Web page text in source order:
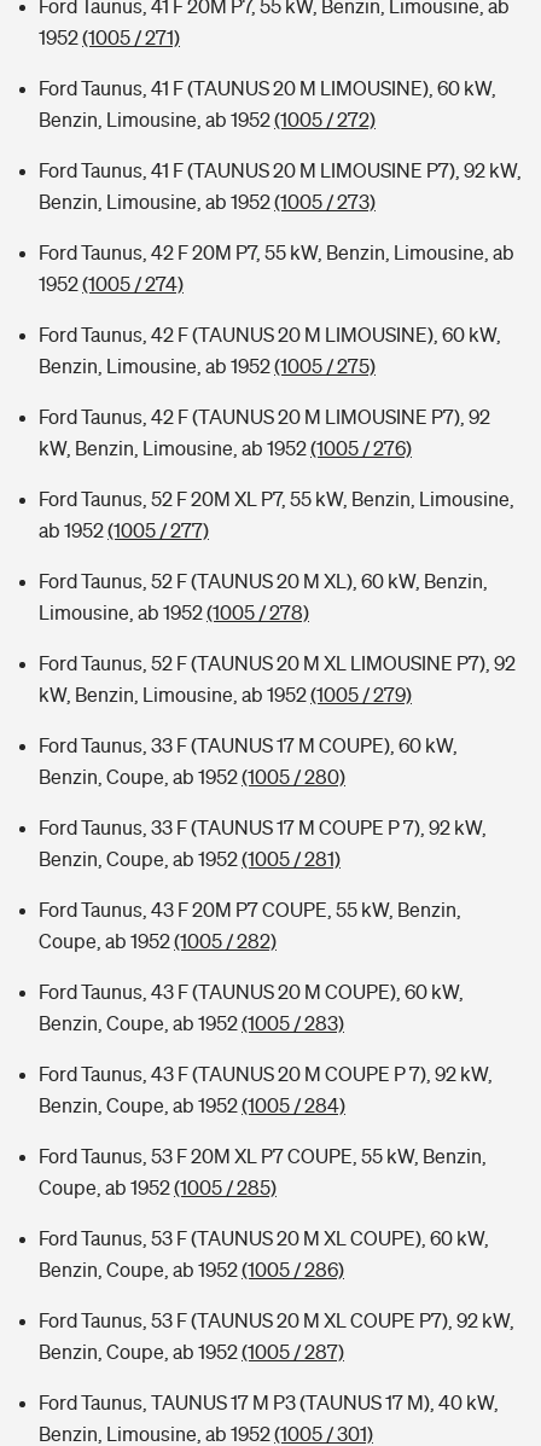
Ford Taunus, 41 F 20M P7, 55 kW, Benzin, Limousine, ab
1952(1005 / 271)
Ford Taunus, 41 F (TAUNUS 20 M LIMOUSINE), 60 kW,
Benzin, Limousine, ab 1952(1005 / 272)
Ford Taunus, 41 F (TAUNUS 20 M LIMOUSINE P7), 92 kW,
Benzin, Limousine, ab 1952(1005 / 273)
Ford Taunus, 42 F 20M P7, 55 kW, Benzin, Limousine, ab
1952(1005 / 274)
Ford Taunus, 42 F (TAUNUS 20 M LIMOUSINE), 60 kW,
Benzin, Limousine, ab 1952(1005 / 275)
Ford Taunus, 42 F (TAUNUS 20 M LIMOUSINE P7), 92
kW, Benzin, Limousine, ab 1952(1005 / 276)
Ford Taunus, 52 F 20M XL P7, 55 kW, Benzin, Limousine,
ab 1952(1005 / 277)
Ford Taunus, 52 F (TAUNUS 20 M XL), 60 kW, Benzin,
Limousine, ab 1952(1005 / 278)
Ford Taunus, 52 F (TAUNUS 20 M XL LIMOUSINE P7), 92
kW, Benzin, Limousine, ab 1952(1005 / 279)
Ford Taunus, 33 F (TAUNUS 17 M COUPE), 60 kW,
Benzin, Coupe, ab 1952(1005 / 280)
Ford Taunus, 33 F (TAUNUS 17 M COUPE P 7), 92 kW,
Benzin, Coupe, ab 1952(1005 / 281)
Ford Taunus, 43 F 20M P7 COUPE, 55 kW, Benzin,
Coupe, ab 1952(1005 / 282)
Ford Taunus, 43 F (TAUNUS 20 M COUPE), 60 kW,
Benzin, Coupe, ab 1952(1005 / 283)
Ford Taunus, 43 F (TAUNUS 20 M COUPE P 7), 92 kW,
Benzin, Coupe, ab 1952(1005 / 284)
Ford Taunus, 53 F 20M XL P7 COUPE, 55 kW, Benzin,
Coupe, ab 1952(1005 / 285)
Ford Taunus, 53 F (TAUNUS 20 M XL COUPE), 60 kW,
Benzin, Coupe, ab 1952(1005 / 286)
Ford Taunus, 53 F (TAUNUS 20 M XL COUPE P7), 92 kW,
Benzin, Coupe, ab 1952(1005 / 287)
Ford Taunus, TAUNUS 17 M P3 (TAUNUS 17 M), 40 kW,
Benzin, Limousine, ab 1952(1005 / 301)